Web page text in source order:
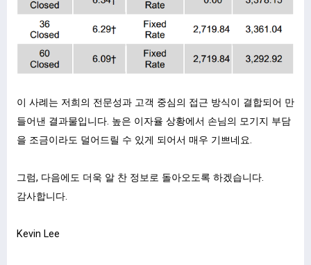
이 사례는 저희의 전문성과 고객 중심의 접근 방식이 결합되어 만
들어낸 결과물입니다. 높은 이자율 상황에서 손님의 모기지 부담
을 조금이라도 덜어드릴 수 있게 되어서 매우 기쁘네요.
그럼, 다음에도 더욱 알 찬 정보로 돌아오도록 하겠습니다.
감사합니다.
Kevin Lee